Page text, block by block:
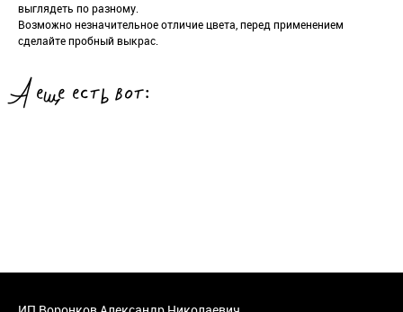
выглядеть по разному.
Возможно незначительное отличие цвета, перед применением
сделайте пробный выкрас.
А еще есть вот: